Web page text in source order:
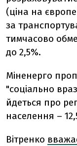
(ціна на
за
тимчасово
до 2,5%.
Міненерго
"соціально
йдеться про
населення –
Вітренко